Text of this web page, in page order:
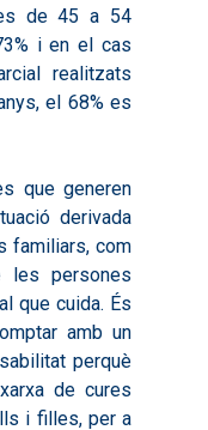
de 45 a 54
i en el cas
realitzats
el 68% es
que generen
derivada
familiars, com
les persones
que cuida. És
amb un
perquè
de cures
i filles, per a
Inici